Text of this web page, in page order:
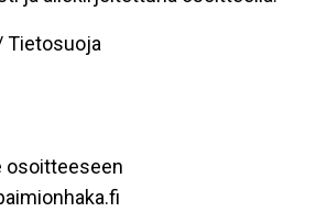
Tietosuoja
osoitteeseen